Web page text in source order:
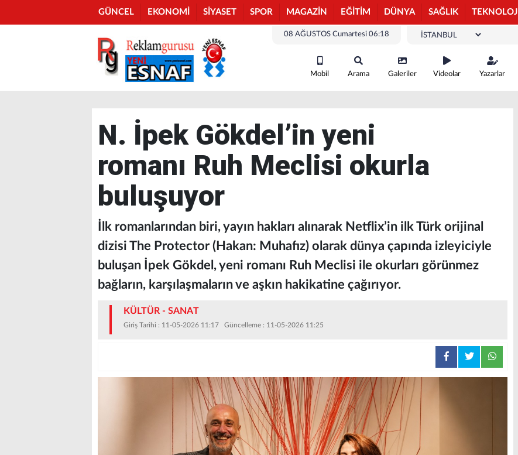
GÜNCEL EKONOMİ SİYASET SPOR MAGAZİN EĞİTİM DÜNYA SAĞLIK TEKNOLOJİ
08 AĞUSTOS Cumartesi 06:18
Mobil Arama Galeriler Videolar Yazarlar
N. İpek Gökdel’in yeni
romanı Ruh Meclisi okurla
buluşuyor
İlk romanlarından biri, yayın hakları alınarak Netflix’in ilk Türk orijinal
dizisi The Protector (Hakan: Muhafız) olarak dünya çapında izleyiciyle
buluşan İpek Gökdel, yeni romanı Ruh Meclisi ile okurları görünmez
bağların, karşılaşmaların ve aşkın hakikatine çağırıyor.
KÜLTÜR - SANAT
Giriş Tarihi : 11-05-2026 11:17 Güncelleme : 11-05-2026 11:25